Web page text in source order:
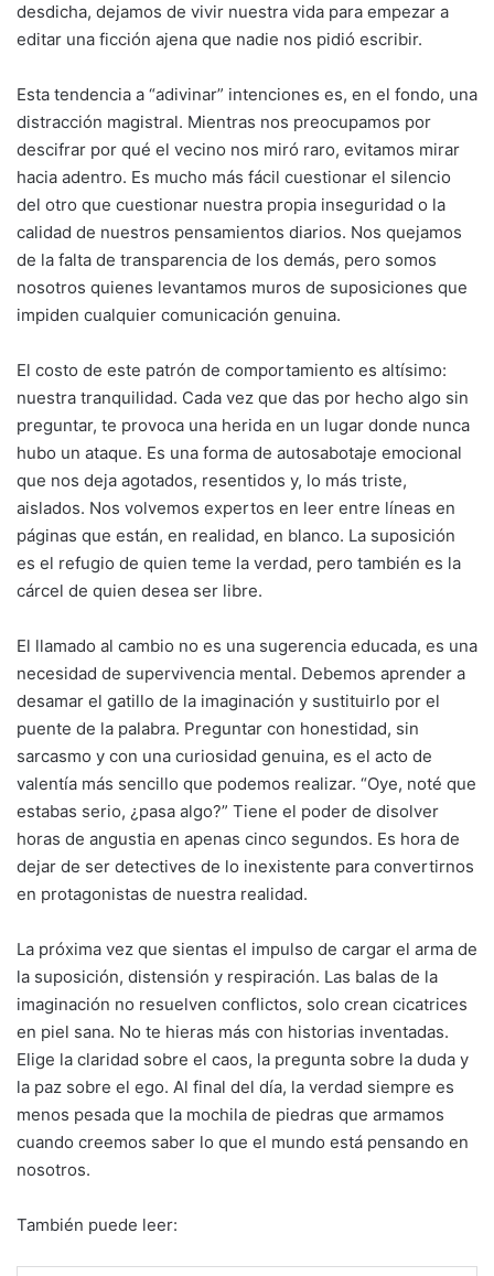
desdicha, dejamos de vivir nuestra vida para empezar a
editar una ficción ajena que nadie nos pidió escribir.
Esta tendencia a “adivinar” intenciones es, en el fondo, una
distracción magistral. Mientras nos preocupamos por
descifrar por qué el vecino nos miró raro, evitamos mirar
hacia adentro. Es mucho más fácil cuestionar el silencio
del otro que cuestionar nuestra propia inseguridad o la
calidad de nuestros pensamientos diarios. Nos quejamos
de la falta de transparencia de los demás, pero somos
nosotros quienes levantamos muros de suposiciones que
impiden cualquier comunicación genuina.
El costo de este patrón de comportamiento es altísimo:
nuestra tranquilidad. Cada vez que das por hecho algo sin
preguntar, te provoca una herida en un lugar donde nunca
hubo un ataque. Es una forma de autosabotaje emocional
que nos deja agotados, resentidos y, lo más triste,
aislados. Nos volvemos expertos en leer entre líneas en
páginas que están, en realidad, en blanco. La suposición
es el refugio de quien teme la verdad, pero también es la
cárcel de quien desea ser libre.
El llamado al cambio no es una sugerencia educada, es una
necesidad de supervivencia mental. Debemos aprender a
desamar el gatillo de la imaginación y sustituirlo por el
puente de la palabra. Preguntar con honestidad, sin
sarcasmo y con una curiosidad genuina, es el acto de
valentía más sencillo que podemos realizar. “Oye, noté que
estabas serio, ¿pasa algo?” Tiene el poder de disolver
horas de angustia en apenas cinco segundos. Es hora de
dejar de ser detectives de lo inexistente para convertirnos
en protagonistas de nuestra realidad.
La próxima vez que sientas el impulso de cargar el arma de
la suposición, distensión y respiración. Las balas de la
imaginación no resuelven conflictos, solo crean cicatrices
en piel sana. No te hieras más con historias inventadas.
Elige la claridad sobre el caos, la pregunta sobre la duda y
la paz sobre el ego. Al final del día, la verdad siempre es
menos pesada que la mochila de piedras que armamos
cuando creemos saber lo que el mundo está pensando en
nosotros.
También puede leer: